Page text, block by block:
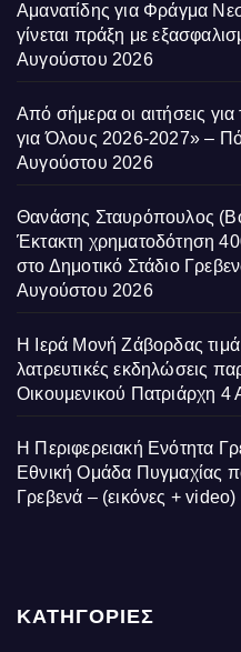
Αμανατίδης για Φράγμα
γίνεται πράξη με
Αυγούστου 2026
Από σήμερα οι αιτήσεις
για Όλους 2026-2027» –
Αυγούστου 2026
Θανάσης Σταυρόπουλος
Έκτακτη χρηματοδότηση
στο Δημοτικό Στάδιο
Αυγούστου 2026
Η Ιερά Μονή Ζάβορδας τιμά
λατρευτικές εκδηλώσεις
Οικουμενικού Πατριάρχη 4
Η Περιφερειακή Ενότητα
Εθνική Ομάδα Πυγμαχίας
Γρεβενά – (εικόνες + video)
ΚΑΤΗΓΟΡΙΕΣ